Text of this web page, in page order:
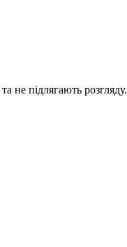
та не підлягають розгляду.